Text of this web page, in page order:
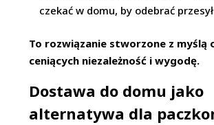
czekać w domu, by odebrać
To rozwiązanie stworzone z myślą
ceniących niezależność i wygodę.
Dostawa do domu jako
alternatywa dla